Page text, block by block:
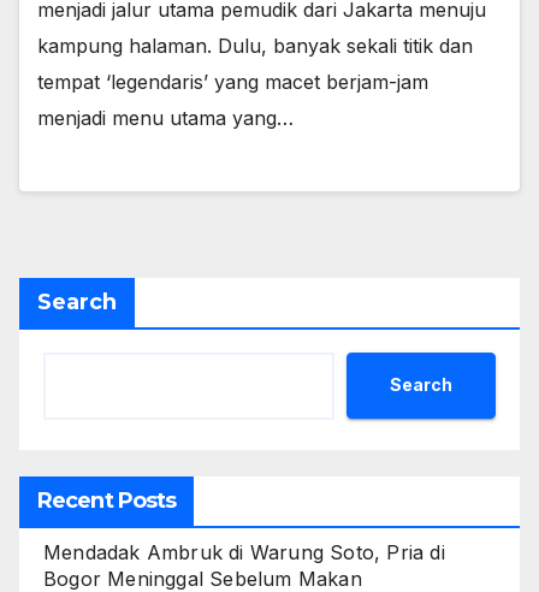
menjadi jalur utama pemudik dari Jakarta menuju
kampung halaman. Dulu, banyak sekali titik dan
tempat ‘legendaris’ yang macet berjam-jam
menjadi menu utama yang…
Search
Search
Recent Posts
Mendadak Ambruk di Warung Soto, Pria di
Bogor Meninggal Sebelum Makan